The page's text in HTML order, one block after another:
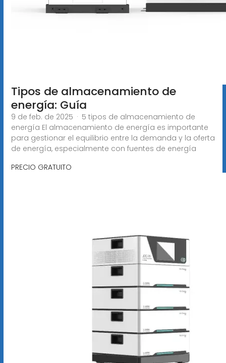
Tipos de almacenamiento de
energía: Guía
9 de feb. de 2025 · 5 tipos de almacenamiento de
energía El almacenamiento de energía es importante
para gestionar el equilibrio entre la demanda y la oferta
de energía, especialmente con fuentes de energía
PRECIO GRATUITO